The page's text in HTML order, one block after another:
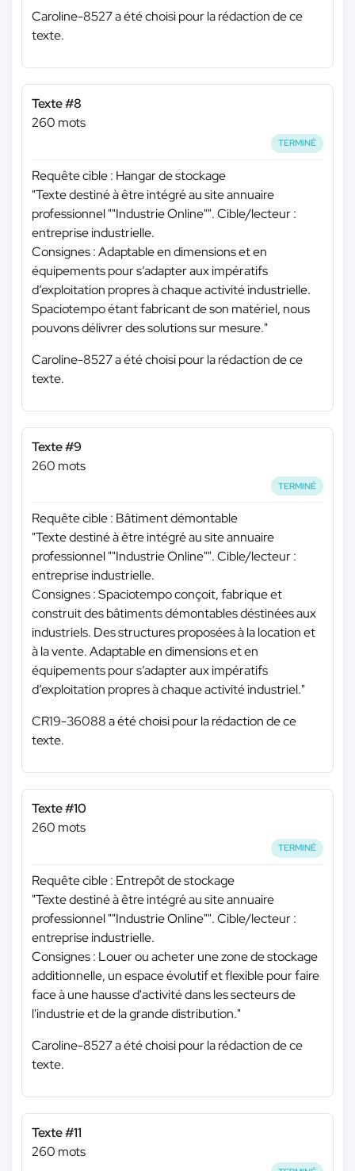
Caroline-8527 a été choisi pour la rédaction de ce
texte.
Texte #8
260 mots
TERMINÉ
Requête cible : Hangar de stockage
"Texte destiné à être intégré au site annuaire
professionnel ""Industrie Online"". Cible/lecteur :
entreprise industrielle.
Consignes : Adaptable en dimensions et en
équipements pour s’adapter aux impératifs
d’exploitation propres à chaque activité industrielle.
Spaciotempo étant fabricant de son matériel, nous
pouvons délivrer des solutions sur mesure."
Caroline-8527 a été choisi pour la rédaction de ce
texte.
Texte #9
260 mots
TERMINÉ
Requête cible : Bâtiment démontable
"Texte destiné à être intégré au site annuaire
professionnel ""Industrie Online"". Cible/lecteur :
entreprise industrielle.
Consignes : Spaciotempo conçoit, fabrique et
construit des bâtiments démontables déstinées aux
industriels. Des structures proposées à la location et
à la vente. Adaptable en dimensions et en
équipements pour s’adapter aux impératifs
d’exploitation propres à chaque activité industriel."
CR19-36088 a été choisi pour la rédaction de ce
texte.
Texte #10
260 mots
TERMINÉ
Requête cible : Entrepôt de stockage
"Texte destiné à être intégré au site annuaire
professionnel ""Industrie Online"". Cible/lecteur :
entreprise industrielle.
Consignes : Louer ou acheter une zone de stockage
additionnelle, un espace évolutif et flexible pour faire
face à une hausse d'activité dans les secteurs de
l'industrie et de la grande distribution."
Caroline-8527 a été choisi pour la rédaction de ce
texte.
Texte #11
260 mots